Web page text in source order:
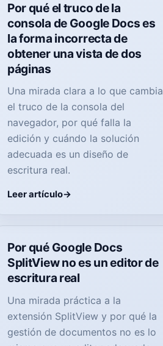
Por qué el truco de la
consola de Google Docs es
la forma incorrecta de
obtener una vista de dos
páginas
Una mirada clara a lo que cambia
el truco de la consola del
navegador, por qué falla la
edición y cuándo la solución
adecuada es un diseño de
escritura real.
Leer artículo
Por qué Google Docs
SplitView no es un editor de
escritura real
Una mirada práctica a la
extensión SplitView y por qué la
gestión de documentos no es lo